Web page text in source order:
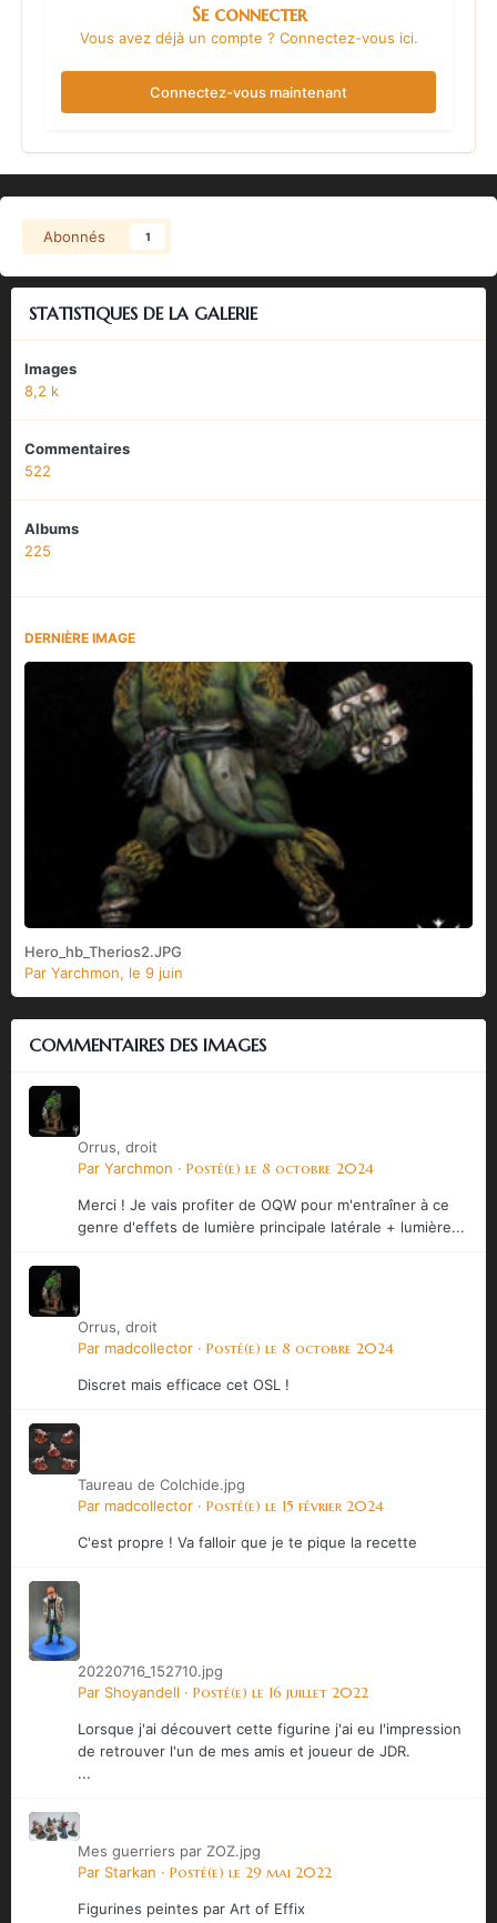
Se connecter
Vous avez déjà un compte ? Connectez-vous ici.
Connectez-vous maintenant
Abonnés 1
STATISTIQUES DE LA GALERIE
Images
8,2 k
Commentaires
522
Albums
225
DERNIÈRE IMAGE
Hero_hb_Therios2.JPG
Par Yarchmon, le 9 juin
COMMENTAIRES DES IMAGES
Orrus, droit
Par Yarchmon · Posté(e) le 8 octobre 2024
Merci ! Je vais profiter de OQW pour m'entraîner à ce
genre d'effets de lumière principale latérale + lumière...
Orrus, droit
Par madcollector · Posté(e) le 8 octobre 2024
Discret mais efficace cet OSL !
Taureau de Colchide.jpg
Par madcollector · Posté(e) le 15 février 2024
C'est propre ! Va falloir que je te pique la recette
20220716_152710.jpg
Par Shoyandell · Posté(e) le 16 juillet 2022
Lorsque j'ai découvert cette figurine j'ai eu l'impression
de retrouver l'un de mes amis et joueur de JDR.
...
Mes guerriers par ZOZ.jpg
Par Starkan · Posté(e) le 29 mai 2022
Figurines peintes par Art of Effix